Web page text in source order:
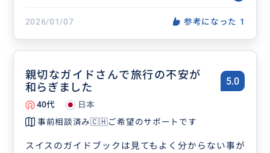
着。
2026/01/07 参考になった 1
親切なガイドさんで旅行の不安が
和らぎました
5.0
40代
日本
事前相談済み🇨🇭ご希望のサポートです
スイスのガイドブックは見てもよく分からない事が